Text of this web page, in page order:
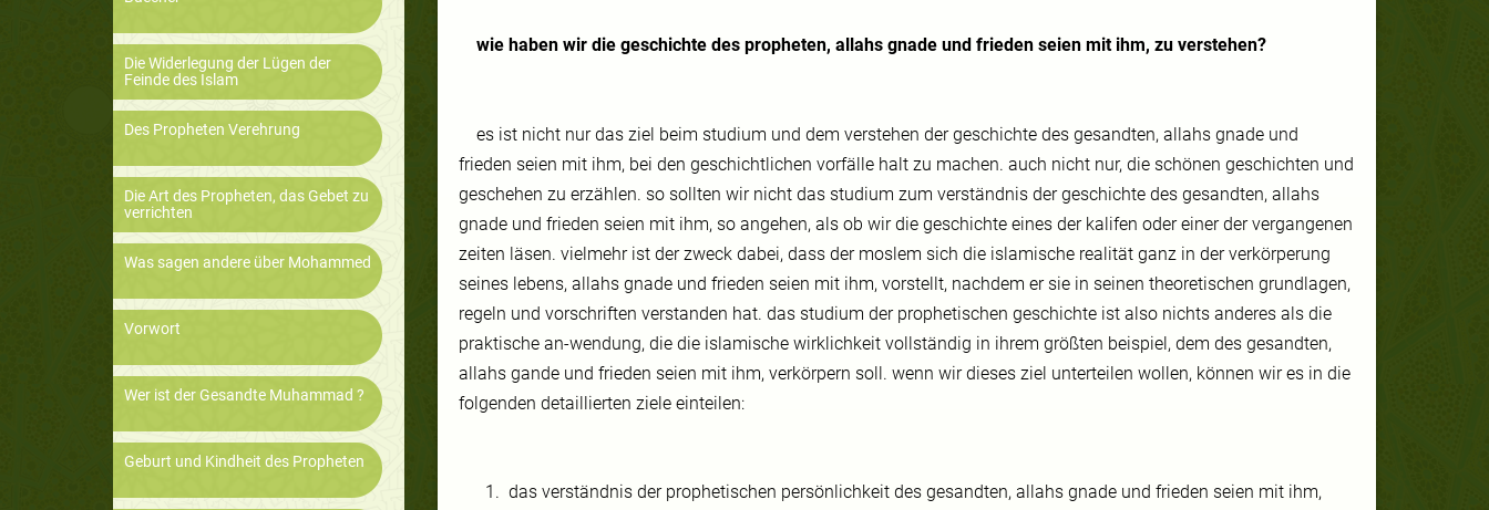
Die Widerlegung der Lügen der
Feinde des Islam
Des Propheten Verehrung
Die Art des Propheten, das Gebet zu
verrichten
Was sagen andere über Mohammed
Vorwort
Wer ist der Gesandte Muhammad ?
Geburt und Kindheit des Propheten
wie haben wir die geschichte des propheten, allahs gnade und frieden seien mit ihm, zu verstehen?
es ist nicht nur das ziel beim studium und dem verstehen der geschichte des gesandten, allahs gnade und
frieden seien mit ihm, bei den geschichtlichen vorfälle halt zu machen. auch nicht nur, die schönen geschichten und
geschehen zu erzählen. so sollten wir nicht das studium zum verständnis der geschichte des gesandten, allahs
gnade und frieden seien mit ihm, so angehen, als ob wir die geschichte eines der kalifen oder einer der vergangenen
zeiten läsen. vielmehr ist der zweck dabei, dass der moslem sich die islamische realität ganz in der verkörperung
seines lebens, allahs gnade und frieden seien mit ihm, vorstellt, nachdem er sie in seinen theoretischen grundlagen,
regeln und vorschriften verstanden hat. das studium der prophetischen geschichte ist also nichts anderes als die
praktische an-wendung, die die islamische wirklichkeit vollständig in ihrem größten beispiel, dem des gesandten,
allahs gande und frieden seien mit ihm, verkörpern soll. wenn wir dieses ziel unterteilen wollen, können wir es in die
folgenden detaillierten ziele einteilen:
1. das verständnis der prophetischen persönlichkeit des gesandten, allahs gnade und frieden seien mit ihm,